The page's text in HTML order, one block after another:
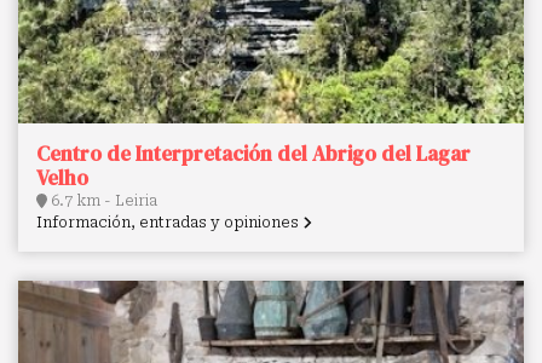
Centro de Interpretación del Abrigo del Lagar
Velho
6.7 km - Leiria
Información, entradas y opiniones